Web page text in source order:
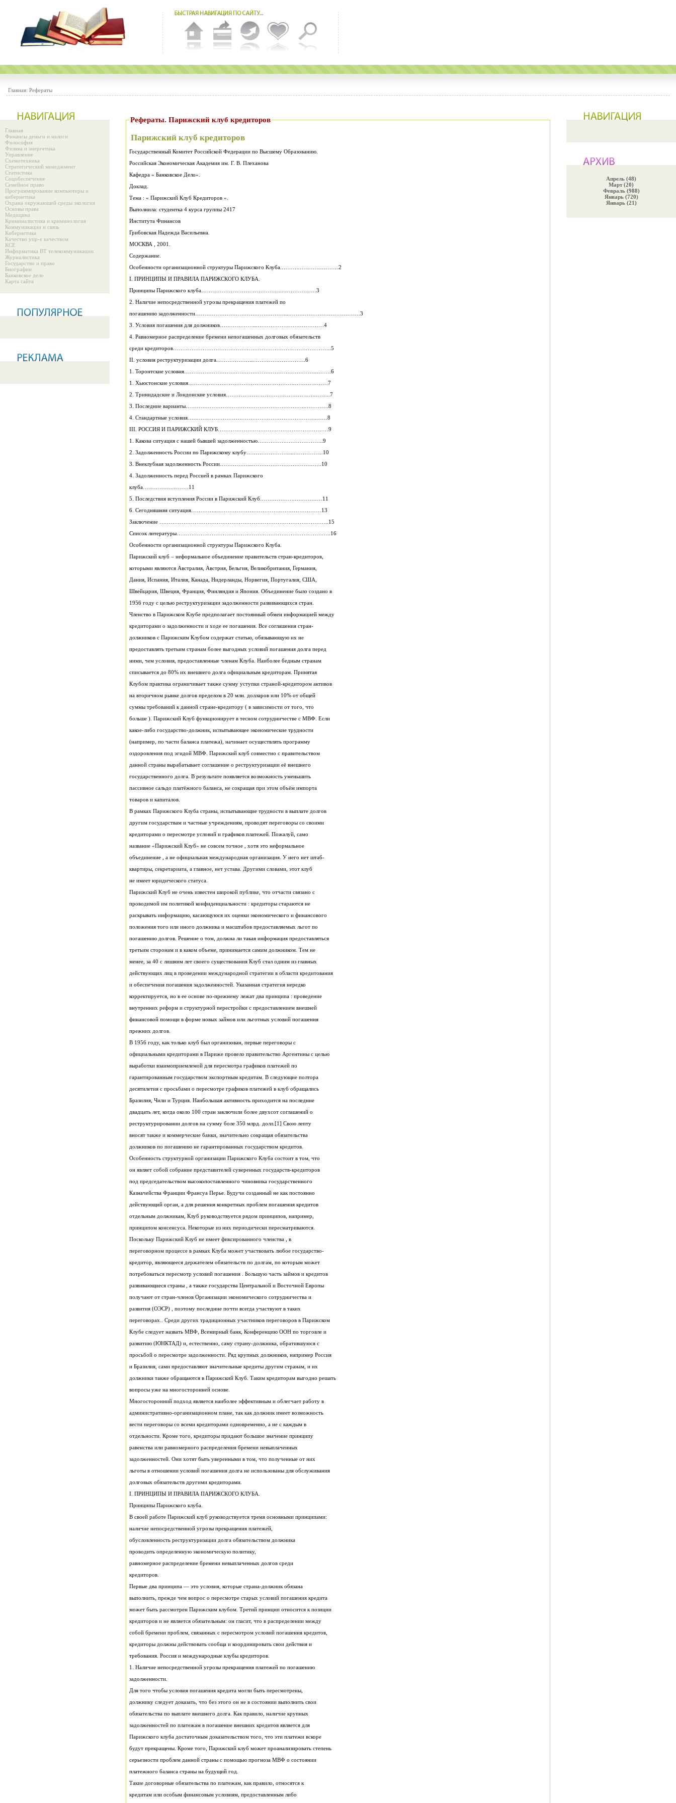
Главная: Рефераты
Главная
Финансы деньги и налоги
Философия
Физика и энергетика
Управление
Схемотехника
Стратегический менеджмент
Статистика
Соцобеспечение
Семейное право
Программирование компьютеры и
кибернетика
Охрана окружающей среды экология
Основы права
Медицина
Криминалистика и криминология
Коммуникации и связь
Кибернетика
Качество упр-е качеством
КСЕ
Информатика ВТ телекоммуникации
Журналистика
Государство и право
Биографии
Банковское дело
Карта сайта
Рефераты. Парижский клуб кредиторов
Парижский клуб кредиторов
Государственный Комитет Российской Федерации по Высшему Образованию.
Российская Экономическая Академия им. Г. В. Плеханова
Кафедра « Банковское Дело».
Доклад.
Тема : « Парижский Клуб Кредиторов ».
Выполнила: студентка 4 курса группы 2417
Института Финансов
Грибовская Надежда Васильевна.
МОСКВА , 2001.
Содержание.
Особенности организационной структуры Парижского Клуба.……….…………………2
I. ПРИНЦИПЫ И ПРАВИЛА ПАРИЖСКОГО КЛУБА.
Принципы Парижского клуба……………………………………...………………3
2. Наличие непосредственной угрозы прекращения платежей по
погашению задолженности…………………………………………...…………………………………3
3. Условия погашения для должников………………...………………………………4
4. Равномерное распределение бремени непогашенных долговых обязательств
среди кредиторов…………………………………………………………………………..5
II. условия реструктуризации долга………………...……………………….6
1. Торонтские условия……………………………………………………………….…….6
1. Хьюстонские условия………………………………………………….………………7
2. Тринидадские и Лондонские условия………………………………………….……..7
3. Последние варианты………………………………………………………..………….8
4. Стандартные условия…………………………………………………………….……8
III. РОССИЯ И ПАРИЖСКИЙ КЛУБ……………………………………………………9
1. Какова ситуация с нашей бывшей задолженностью…………….………………..9
2. Задолженность России по Парижскому клубу……………………...……………10
3. Внеклубная задолженность России……………...………………………………..10
4. Задолженность перед Россией в рамках Парижского
клуба…………….………11
5. Последствия вступления России в Парижский Клуб……………….……………11
6. Сегодняшняя ситуация…………..…………………………………………………13
Заключение ………………………………………………………………………………..15
Список литературы………………………….……………………………………………..16
Особенности организационной структуры Парижского Клуба.
Парижский клуб – неформальное объединение правительств стран-кредиторов,
которыми являются Австралия, Австрия, Бельгия, Великобритания, Германия,
Дания, Испания, Италия, Канада, Нидерланды, Норвегия, Португалия, США,
Швейцария, Швеция, Франция, Финляндия и Япония. Объединение было создано в
1956 году с целью реструктуризации задолженности развивающихся стран.
Членство в Парижском Клубе предполагает постоянный обмен информацией между
кредиторами о задолженности и ходе ее погашения. Все соглашения стран-
должников с Парижским Клубом содержат статью, обязывающую их не
предоставлять третьим странам более выгодных условий погашения долга перед
ними, чем условия, предоставленные членам Клуба. Наиболее бедным странам
списывается до 80% их внешнего долга официальным кредиторам. Принятая
Клубом практика ограничивает также сумму уступки страной-кредитором активов
на вторичном рынке долгов пределом в 20 млн. долларов или 10% от общей
суммы требований к данной стране-кредитору ( в зависимости от того, что
больше ). Парижский Клуб функционирует в тесном сотрудничестве с МВФ. Если
какое-либо государство-должник, испытывающее экономические трудности
(например, по части баланса платежа), начинает осуществлять программу
оздоровления под эгидой МВФ. Парижский клуб совместно с правительством
данной страны вырабатывает соглашение о реструктуризации её внешнего
государственного долга. В результате появляется возможность уменьшить
пассивное сальдо платёжного баланса, не сокращая при этом объём импорта
товаров и капиталов.
В рамках Парижского Клуба страны, испытывающие трудности в выплате долгов
другим государствам и частные учреждениям, проводят переговоры со своими
кредиторами о пересмотре условий и графиков платежей. Пожалуй, само
название «Парижский Клуб» не совсем точное , хотя это неформальное
объединение , а не официальная международная организация. У него нет штаб-
квартиры, секретариата, а главное, нет устава. Другими словами, этот клуб
не имеет юридического статуса.
Парижский Клуб не очень известен широкой публике, что отчасти связано с
проводимой им политикой конфиденциальности : кредиторы стараются не
раскрывать информацию, касающуюся их оценки экономического и финансового
положения того или иного должника и масштабов предоставляемых льгот по
погашению долгов. Решение о том, должна ли такая информация предоставляться
третьим сторонам и в каком объеме, принимается самим должником. Тем не
менее, за 40 с лишним лет своего существования Клуб стал одним из главных
действующих лиц в проведении международной стратегии в области кредитования
и обеспечения погашения задолженностей. Указанная стратегия нередко
корректируется, но в ее основе по-прежнему лежат два принципа : проведение
внутренних реформ и структурной перестройки с предоставлением внешней
финансовой помощи в форме новых займов или льготных условий погашения
прежних долгов.
В 1956 году, как только клуб был организован, первые переговоры с
официальными кредиторами в Париже провело правительство Аргентины с целью
выработки взаимоприемлемой для пересмотра графиков платежей по
гарантированным государством экспортным кредитам. В следующие полтора
десятилетия с просьбами о пересмотре графиков платежей в клуб обращались
Бразилия, Чили и Турция. Наибольшая активность приходится на последние
двадцать лет, когда около 100 стран заключили более двухсот соглашений о
реструктурировании долгов на сумму боле 350 млрд. долл.[1] Свою лепту
вносят также и коммерческие банки, значительно сокращая обязательства
должников по погашению не гарантированных государством кредитов.
Особенность структурной организации Парижского Клуба состоит в том, что
он являет собой собрание представителей суверенных государств-кредиторов
под председательством высокопоставленного чиновника государственного
Казначейства Франции Франсуа Перье. Будучи созданный не как постоянно
действующий орган, а для решения конкретных проблем погашения кредитов
отдельным должникам, Клуб руководствуется рядом принципов, например,
принципом консенсуса. Некоторые из них периодически пересматриваются.
Поскольку Парижский Клуб не имеет фиксированного членства , в
переговорном процессе в рамках Клуба может участвовать любое государство-
кредитор, являющееся держателем обязательств по долгам, по которым может
потребоваться пересмотр условий погашения . Большую часть займов и кредитов
развивающиеся страны , а также государства Центральной и Восточной Европы
получают от стран-членов Организации экономического сотрудничества и
развития (ОЭСР) , поэтому последние почти всегда участвуют в таких
переговорах.. Среди других традиционных участников переговоров в Парижском
Клубе следует назвать МВФ, Всемирный банк, Конференцию ООН по торговле и
развитию (ЮНКТАД) и, естественно, саму страну-должника, обратившуюся с
просьбой о пересмотре задолженности. Ряд крупных должников, например Россия
и Бразилия, сами предоставляют значительные кредиты другим странам, и их
должники также обращаются в Парижский Клуб. Таким кредиторам выгодно решать
вопросы уже на многосторонней основе.
Многосторонний подход является наиболее эффективным и облегчает работу в
административно-организационном плане, так как должник имеет возможность
вести переговоры со всеми кредиторами одновременно, а не с каждым в
отдельности. Кроме того, кредиторы придают большое значение принципу
равенства или равномерного распределения бремени невыплаченных
задолженностей. Они хотят быть уверенными в том, что полученные от них
льготы в отношении условий погашения долга не использованы для обслуживания
долговых обязательств другими кредиторами.
I. ПРИНЦИПЫ И ПРАВИЛА ПАРИЖСКОГО КЛУБА.
Принципы Парижского клуба.
В своей работе Парижский клуб руководствуется тремя основными принципами:
наличие непосредственной угрозы прекращения платежей,
обусловленность реструктуризации долга обязательством должника
проводить определенную экономическую политику,
равномерное распределение бремени невыплаченных долгов среди
кредиторов.
Первые два принципа — это условия, которые страна-должник обязана
выполнить, прежде чем вопрос о пересмотре старых условий погашения кредита
может быть рассмотрен Парижским клубом. Третий принцип относится к позиции
кредиторов и не является обязательным: он гласит, что в распределении между
собой бремени проблем, связанных с пересмотром условий погашения кредитов,
кредиторы должны действовать сообща и координировать свои действия и
требования. Россия и международные клубы кредиторов.
1. Наличие непосредственной угрозы прекращения платежей по погашению
задолженности.
Для того чтобы условия погашения кредита могли быть пересмотрены,
должнику следует доказать, что без этого он не в состоянии выполнить свои
обязательства по выплате внешнего долга. Как правило, наличие крупных
задолженностей по платежам в погашение внешних кредитов является для
Парижского клуба достаточным доказательством того, что эти платежи вскоре
будут прекращены. Кроме того, Парижский клуб может проанализировать степень
серьезности проблем данной страны с помощью прогноза МВФ о состоянии
платежного баланса страны на будущий год.
Такие договорные обязательства по платежам, как правило, относятся к
кредитам или особым финансовым условиям, предоставленным либо
Апрель (48)
Март (20)
Февраль (988)
Январь (720)
Январь (21)